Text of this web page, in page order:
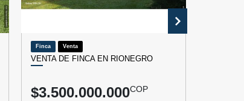
Finca Venta
VENTA DE FINCA EN RIONEGRO
$3.500.000.000COP